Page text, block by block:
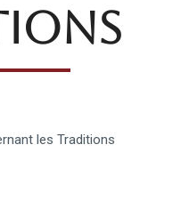
les Traditions